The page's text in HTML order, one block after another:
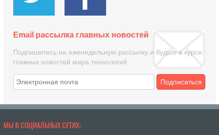
Email рассылка главных новостей
Подпишитесь на еженедельную рассылку и будьте в курсе
главных новостей мира технологий
Подписаться
МЫ В СОЦИАЛЬНЫХ СЕТЯХ: